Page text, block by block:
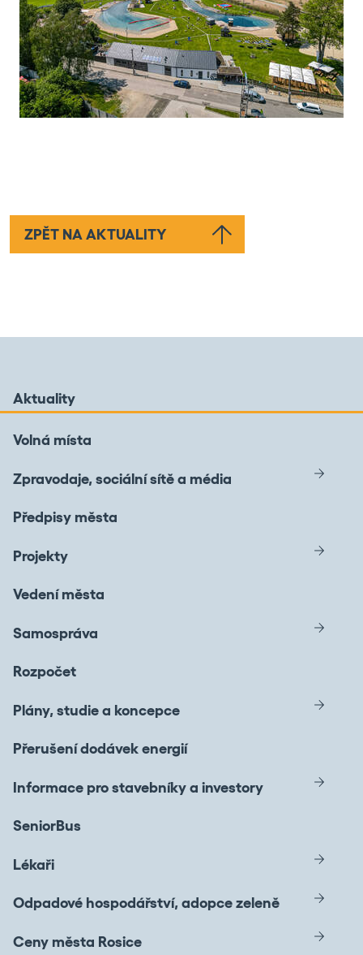
ZPĚT NA AKTUALITY
Aktuality
Volná místa
Zpravodaje, sociální sítě a média
Předpisy města
Projekty
Vedení města
Samospráva
Rozpočet
Plány, studie a koncepce
Přerušení dodávek energií
Informace pro stavebníky a investory
SeniorBus
Lékaři
Odpadové hospodářství, adopce zeleně
Ceny města Rosice